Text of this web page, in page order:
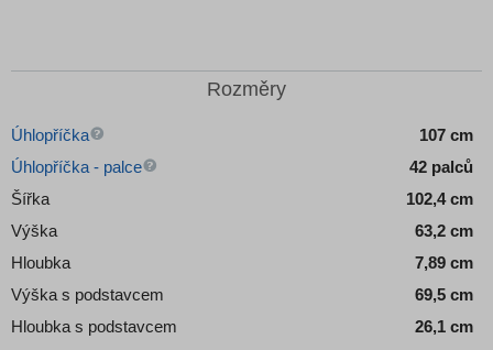
Rozměry
Úhlopříčka
107 cm
Úhlopříčka - palce
42 palců
Šířka
102,4 cm
Výška
63,2 cm
Hloubka
7,89 cm
Výška s podstavcem
69,5 cm
Hloubka s podstavcem
26,1 cm